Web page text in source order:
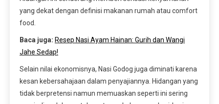
yang dekat dengan definisi makanan rumah atau comfort
food.
Baca juga: Resep Nasi Ayam Hainan: Gurih dan Wangi
Jahe Sedap!
Selain nilai ekonomisnya, Nasi Godog juga diminati karena
kesan kebersahajaan dalam penyajiannya. Hidangan yang
tidak berpretensi namun memuaskan seperti ini sering